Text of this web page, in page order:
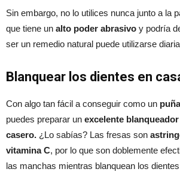
Sin embargo, no lo utilices nunca junto a la
que tiene un alto poder abrasivo y podría
ser un remedio natural puede utilizarse
Blanquear los dientes en
Con algo tan fácil a conseguir como un
puedes preparar un excelente
casero. ¿Lo sabías? Las fresas son
vitamina C, por lo que son doblemente
las manchas mientras blanquean los